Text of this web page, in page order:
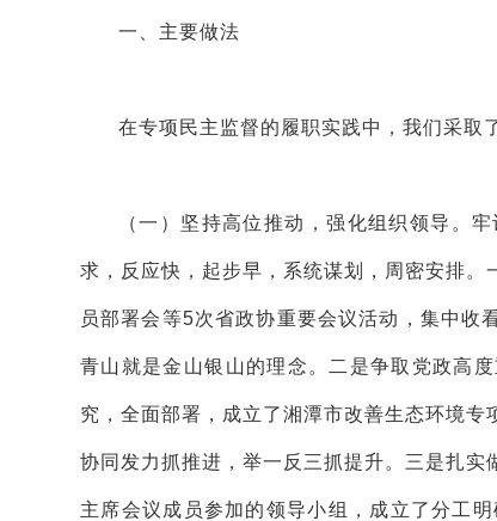
一、主要做法
在专项民主监督的履职实践中，我们采取
（一）坚持高位推动，强化组织领导。
求，反应快，起步早，系统谋划，周密安排
员部署会等5次省政协重要会议活动，集中收
青山就是金山银山的理念。二是争取党政高
究，全面部署，成立了湘潭市改善生态环境专
协同发力抓推进，举一反三抓提升。三是扎
主席会议成员参加的领导小组，成立了分工